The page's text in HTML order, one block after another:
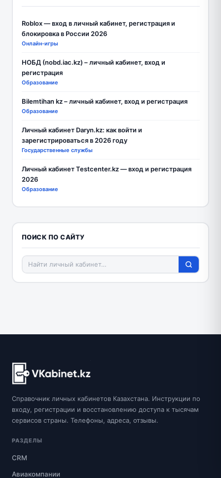
Roblox — вход в личный кабинет, регистрация и
блокировка в России 2026
Онлайн-игры
НОБД (nobd.iac.kz) – личный кабинет, вход и
регистрация
Образование
Bilemtihan kz – личный кабинет, вход и регистрация
Образование
Личный кабинет Daryn.kz: как войти и
зарегистрироваться в 2026 году
Государственные службы
Личный кабинет Testcenter.kz — вход и регистрация
2026
Образование
ПОИСК ПО САЙТУ
Справочник личных кабинетов Казахстана. Инструкции по
входу, регистрации и восстановлению доступа к тысячам
сервисов страны. Телефоны, адреса, отзывы.
РАЗДЕЛЫ
CRM
Авиакомпании